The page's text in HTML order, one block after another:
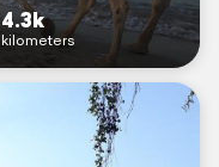
4.3k
kilometers